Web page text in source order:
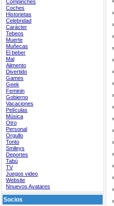
Compinches
Coches
Historietas
Celebridad
Carácter
Tebeos
Muerte
Muñecas
El beber
Mal
Alimento
Divertido
Games
Geek
Feminin
Gobierno
Vacaciones
Películas
Música
Otro
Personal
Orgullo
Tonto
Smileys
Deportes
Tabú
TV
Juegos video
Website
Nnuevos Avatares
Socios